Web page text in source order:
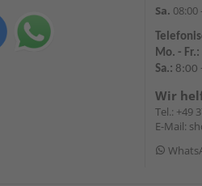
Sa. 08:00
Mo. - Fr.:
Sa.: 8:00
Wir
Tel.: +49
E-Mail: